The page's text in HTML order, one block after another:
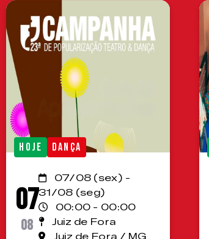
HOJE DANÇA
07
08
07/08 (sex) -
31/08 (seg)
00:00 - 00:00
Juiz de Fora
Juiz de Fora / MG